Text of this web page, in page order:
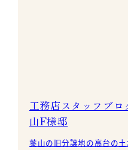
工務店スタッフブ
山F様邸
葉山の旧分譲地の高台の土